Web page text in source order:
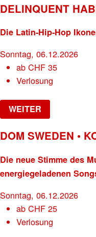
DELINQUENT
Die Latin-Hip-Hop
Sonntag, 06.12.2026
abCHF 35
Verlosung
WEITER
DOM SWEDEN •
Die neue Stimme des
energiegeladenen
Sonntag, 06.12.2026
abCHF 25
Verlosung